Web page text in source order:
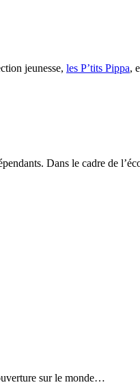
jeunesse, les P’tits Pippa,
Dans le cadre de
sur le monde…